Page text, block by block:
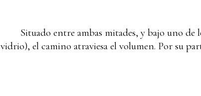
Situado entre ambas mitades, y bajo uno de
vidrio), el camino atraviesa el volumen. Por su